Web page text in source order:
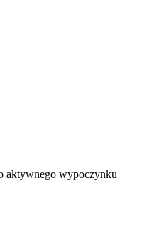
aktywnego wypoczynku